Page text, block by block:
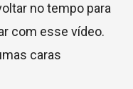
no tempo para
com esse vídeo.
caras